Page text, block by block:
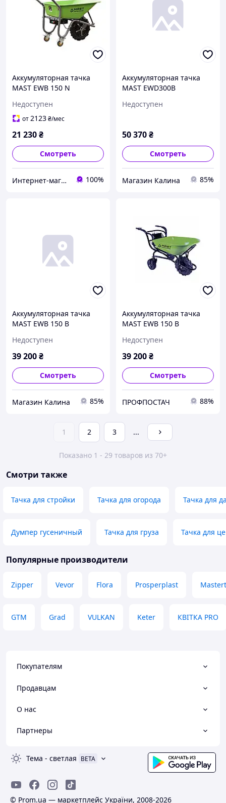
Аккумуляторная тачка
MAST EWB 150 N
Недоступен
от2123₴/мес
21 230₴
Смотреть
Интернет-магазин "COOL-TOOL" 100%
Аккумуляторная тачка
MAST EWD300B
Недоступен
50 370₴
Смотреть
Магазин Калина 85%
Аккумуляторная тачка
MAST EWB 150 B
Недоступен
39 200₴
Смотреть
Магазин Калина 85%
Аккумуляторная тачка
MAST EWB 150 B
Недоступен
39 200₴
Смотреть
ПРОФПОСТАЧ 88%
1 2 3 ...
Показано 1 - 29 товаров из 70+
Смотри также
Тачка для стройки Тачка для огорода Тачка для
Думпер гусеничный Тачка для груза Тачка для
Популярные производители
Zipper Vevor Flora Prosperplast
GTM Grad VULKAN Keter КВІТКА PRO
Покупателям
Продавцам
О нас
Партнеры
Тема - светлая BETA
© Prom.ua — маркетплейс України, 2008-2026